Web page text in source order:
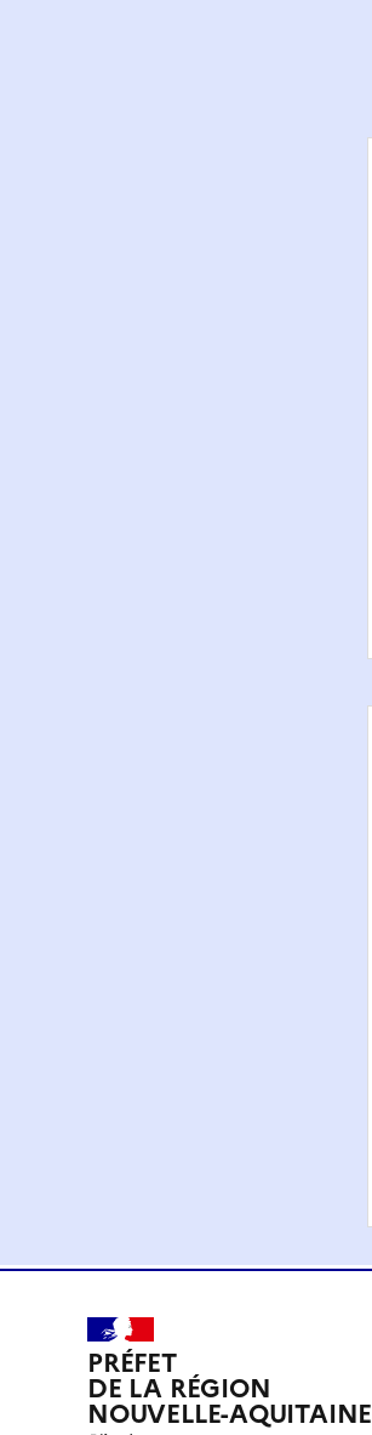
PRÉFET
DE LA RÉGION
NOUVELLE-AQUITAINE